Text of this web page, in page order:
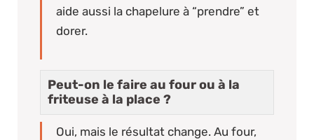
aide aussi la chapelure à “prendre” et
dorer.
Peut-on le faire au four ou à la
friteuse à la place ?
Oui, mais le résultat change. Au four,